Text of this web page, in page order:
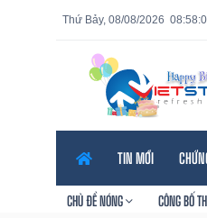
Thứ Bảy, 08/08/2026
TIN MỚI
CHỦ ĐỀ NÓNG CÔNG BỐ
Tính năng
năng